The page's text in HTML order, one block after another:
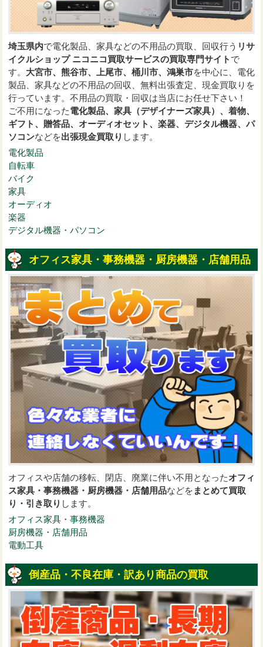
埼玉県内で電化製品、家具などの不用品の買取、回収行う リサ
イクルショップ ニコニコ買取サービスの買取専門サイト で
す。 大宮市、熊谷市、上尾市、桶川市、鴻巣市を中心に、電化
製品、家具などの不用品の回収、無料出張査定、現金買取りを
行っています。不用品の買取・回収は当店にお任せ下さい！
ご不用になった電化製品、家具（デザイナーズ家具）、着物、
ギフト、贈答品、オーディオセット、楽器、デジタル機器、パ
ソコンなどを出張現金買取り します。
電化製品
自転車
バイク
家具
オーディオ
楽器
デジタル機器・パソコン
オフィス家具・事務機器・厨房機器・店舗用品
オフィスや店舗の移転、閉店、廃業に伴い不用となったオフィ
ス家具・事務機器・厨房機器・店舗用品などを まとめて買取
り・引き取り します。
オフィス家具・事務機器
厨房機器・店舗用品
電動工具
倒産品・不良在庫・訳あり商品の買取